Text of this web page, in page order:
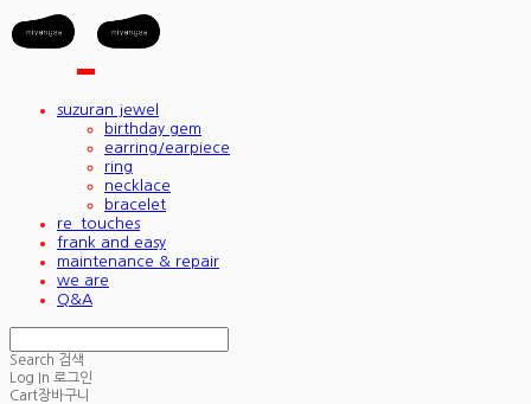
suzuran jewel
birthday gem
earring/earpiece
ring
necklace
bracelet
re_touches
frank and easy
maintenance & repair
we are
Q&A
Search 검색
Log In 로그인
Cart장바구니